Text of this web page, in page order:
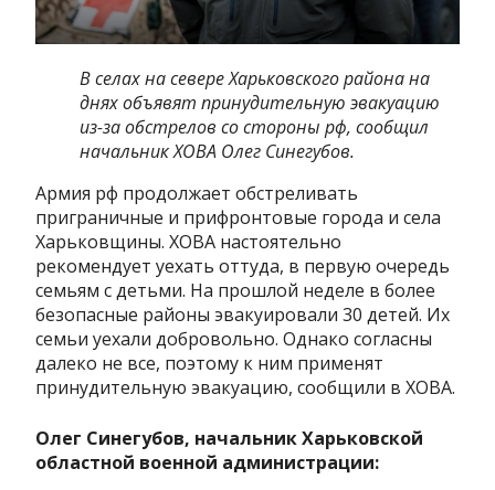
В селах на севере Харьковского района на
днях объявят принудительную эвакуацию
из-за обстрелов со стороны рф, сообщил
начальник ХОВА Олег Синегубов.
Армия рф продолжает обстреливать
приграничные и прифронтовые города и села
Харьковщины. ХОВА настоятельно
рекомендует уехать оттуда, в первую очередь
семьям с детьми. На прошлой неделе в более
безопасные районы эвакуировали 30 детей. Их
семьи уехали добровольно. Однако согласны
далеко не все, поэтому к ним применят
принудительную эвакуацию, сообщили в ХОВА.
Олег Синегубов, начальник Харьковской
областной военной администрации: